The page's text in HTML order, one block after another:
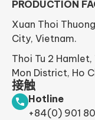
PRODUCTION
Xuan Thoi
City, Vietnam.
Thoi Tu 2
Mon District, Ho
接触
Hotline
+84(0) 901